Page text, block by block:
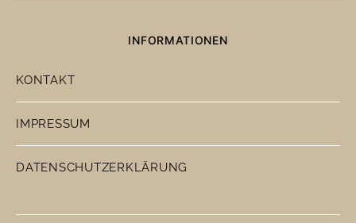
INFORMATIONEN
KONTAKT
IMPRESSUM
DATENSCHUTZERKLÄRUNG